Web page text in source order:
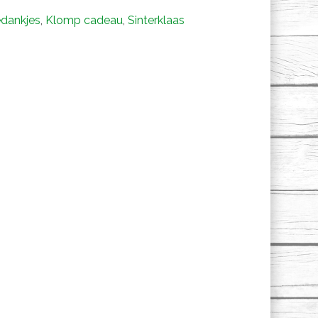
, Klomp cadeau,Sinterklaas